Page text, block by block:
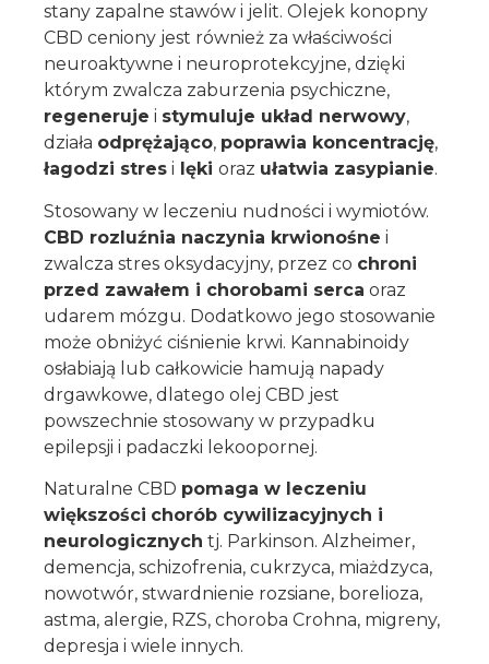
stany zapalne stawów i jelit. Olejek konopny
CBD ceniony jest również za właściwości
neuroaktywne i neuroprotekcyjne, dzięki
którym zwalcza zaburzenia psychiczne,
regeneruje i stymuluje układ nerwowy,
działa odprężająco, poprawia koncentrację,
łagodzi stres i lęki oraz ułatwia zasypianie.
Stosowany w leczeniu nudności i wymiotów.
CBD rozluźnia naczynia krwionośne i
zwalcza stres oksydacyjny, przez co chroni
przed zawałem i chorobami serca oraz
udarem mózgu. Dodatkowo jego stosowanie
może obniżyć ciśnienie krwi. Kannabinoidy
osłabiają lub całkowicie hamują napady
drgawkowe, dlatego olej CBD jest
powszechnie stosowany w przypadku
epilepsji i padaczki lekoopornej.
Naturalne CBD pomaga w leczeniu
większości chorób cywilizacyjnych i
neurologicznych tj. Parkinson. Alzheimer,
demencja, schizofrenia, cukrzyca, miażdzyca,
nowotwór, stwardnienie rozsiane, borelioza,
astma, alergie, RZS, choroba Crohna, migreny,
depresja i wiele innych.